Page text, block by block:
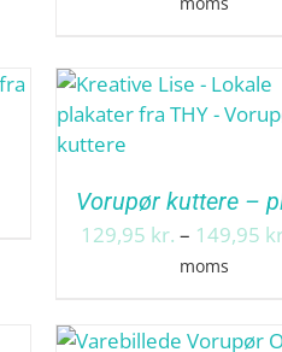
Vorupør kuttere –
129,95 kr. – 149,95
moms